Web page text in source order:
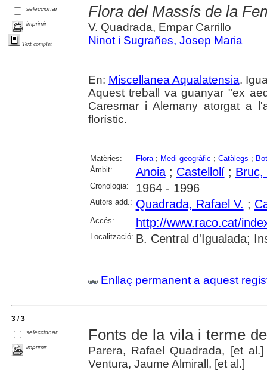
seleccionar
imprimir
Text complet
Flora del Massís de la
V. Quadrada, Empar Carrillo
Ninot i Sugrañes, Josep Maria
En: Miscellanea Aqualatensia.
Aquest treball va guanyar "ex
Caresmar i Alemany atorgat a
florístic.
Matèries: Flora; Medi geogràfic ; Catàlegs ;
Àmbit:
Anoia; Castellolí; Bruc,
Cronologia: 1964 - 1996
Autors add.: Quadrada, Rafael V. ;
Accés: http://www.raco.cat/
Localització: B. Central d'Igualada;
Enllaç permanent a aquest
3 / 3
seleccionar
imprimir
Fonts de la vila i terme
Parera, Rafael Quadrada, [et
Ventura, Jaume Almirall, [et al.]